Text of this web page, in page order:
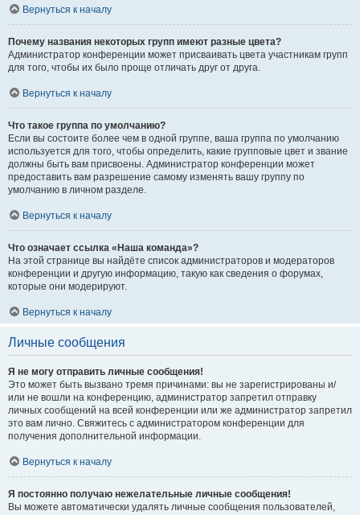
Вернуться к началу
Почему названия некоторых групп имеют разные цвета?
Администратор конференции может присваивать цвета участникам групп
для того, чтобы их было проще отличать друг от друга.
Вернуться к началу
Что такое группа по умолчанию?
Если вы состоите более чем в одной группе, ваша группа по умолчанию
используется для того, чтобы определить, какие групповые цвет и звание
должны быть вам присвоены. Администратор конференции может
предоставить вам разрешение самому изменять вашу группу по
умолчанию в личном разделе.
Вернуться к началу
Что означает ссылка «Наша команда»?
На этой странице вы найдёте список администраторов и модераторов
конференции и другую информацию, такую как сведения о форумах,
которые они модерируют.
Вернуться к началу
Личные сообщения
Я не могу отправить личные сообщения!
Это может быть вызвано тремя причинами: вы не зарегистрированы и/
или не вошли на конференцию, администратор запретил отправку
личных сообщений на всей конференции или же администратор запретил
это вам лично. Свяжитесь с администратором конференции для
получения дополнительной информации.
Вернуться к началу
Я постоянно получаю нежелательные личные сообщения!
Вы можете автоматически удалять личные сообщения пользователей,